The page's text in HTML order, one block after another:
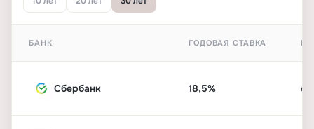
БАНК ГОДОВАЯ СТАВКА
Сбербанк 18,5%